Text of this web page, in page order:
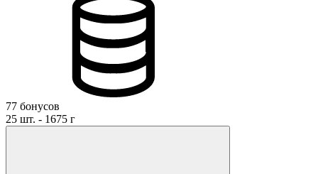
77 бонусов
25 шт. - 1675 г